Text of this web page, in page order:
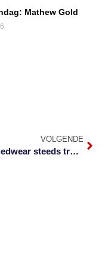
Mathew Gold
VOLGENDE
Ruggedwear steeds trots Suid-Afrikaans